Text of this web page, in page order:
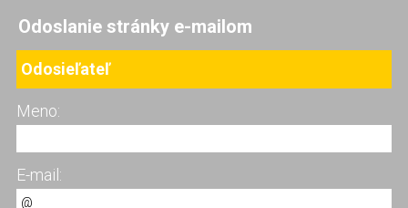
Odoslanie stránky e-mailom
Odosieľateľ
Meno:
E-mail: